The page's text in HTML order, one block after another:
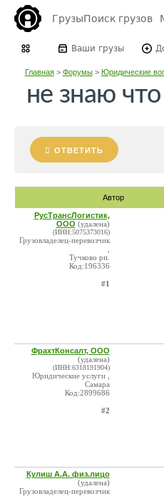
ГрузыПоиск грузов
Ваши грузы
Главная> Форумы> Юридические
не знаю
ОТВЕТИТЬ
Автор
РусТрансЛогистик,
ООО (удалена)
(ИНН:5075373016)
Грузовладелец-перевозчик
Тучково рп.
Код:196336
#1
ФрахтКонсалт, ООО
(удалена)
(ИНН:6318191904)
Юридические услуги ,
Самара
Код:2899686
#2
Кулиш А.А. физ.лицо
(удалена)
Грузовладелец-перевозчик